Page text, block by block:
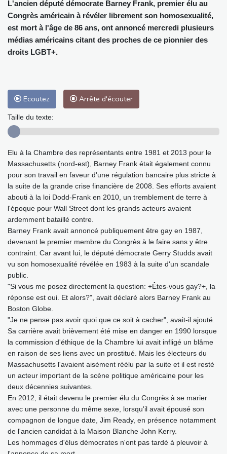
L'ancien député démocrate Barney Frank, premier élu au
Congrès américain à révéler librement son homosexualité,
est mort à l'âge de 86 ans, ont annoncé mercredi plusieurs
médias américains citant des proches de ce pionnier des
droits LGBT+.
Ecoutez Arrête d'écouter
Taille du texte:
Elu à la Chambre des représentants entre 1981 et 2013 pour le
Massachusetts (nord-est), Barney Frank était également connu
pour son travail en faveur d'une régulation bancaire plus stricte à
la suite de la grande crise financière de 2008. Ses efforts avaient
abouti à la loi Dodd-Frank en 2010, un tremblement de terre à
l'époque pour Wall Street dont les grands acteurs avaient
ardemment bataillé contre.
Barney Frank avait annoncé publiquement être gay en 1987,
devenant le premier membre du Congrès à le faire sans y être
contraint. Car avant lui, le député démocrate Gerry Studds avait
vu son homosexualité révélée en 1983 à la suite d'un scandale
public.
"Si vous me posez directement la question: +Êtes-vous gay?+, la
réponse est oui. Et alors?", avait déclaré alors Barney Frank au
Boston Globe.
"Je ne pense pas avoir quoi que ce soit à cacher", avait-il ajouté.
Sa carrière avait brièvement été mise en danger en 1990 lorsque
la commission d'éthique de la Chambre lui avait infligé un blâme
en raison de ses liens avec un prostitué. Mais les électeurs du
Massachusetts l'avaient aisément réélu par la suite et il est resté
un acteur important de la scène politique américaine pour les
deux décennies suivantes.
En 2012, il était devenu le premier élu du Congrès à se marier
avec une personne du même sexe, lorsqu'il avait épousé son
compagnon de longue date, Jim Ready, en présence notamment
de l'ancien candidat à la Maison Blanche John Kerry.
Les hommages d'élus démocrates n'ont pas tardé à pleuvoir à